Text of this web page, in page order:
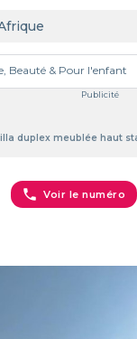
Beauté & Pour l'enfant
Publicité
duplex meublée haut
phone Voir le numéro